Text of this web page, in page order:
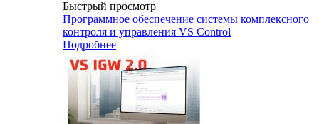
Быстрый просмотр
Программное обеспечение системы комплексного
контроля и управления VS Control
Подробнее